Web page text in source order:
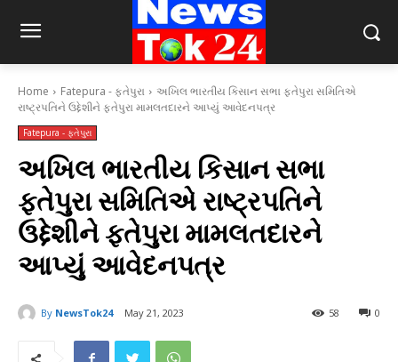
Home Fatepura - ફતેપુરા
અખિલ ભારતીય કિસાન સભા ફતેપુરા સમિતિએ
રાષ્ટ્રપતિને ઉદ્દેશીને ફતેપુરા મામલતદારને આપ્યું આવેદનપત્ર
Fatepura - ફતેપુરા
અખિલ ભારતીય કિસાન સભા
ફતેપુરા સમિતિએ રાષ્ટ્રપતિને
ઉદ્દેશીને ફતેપુરા મામલતદારને
આપ્યું આવેદનપત્ર
By NewsTok24 May 21, 2023 0
58